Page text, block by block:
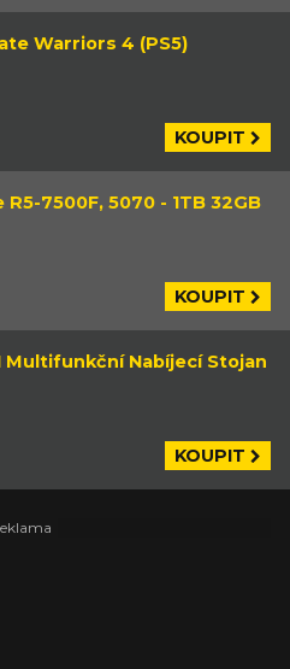
Warriors 4 (PS5)
KOUPIT
7500F, 5070 - 1TB 32GB
KOUPIT
Multifunkční Nabíjecí Stojan
KOUPIT